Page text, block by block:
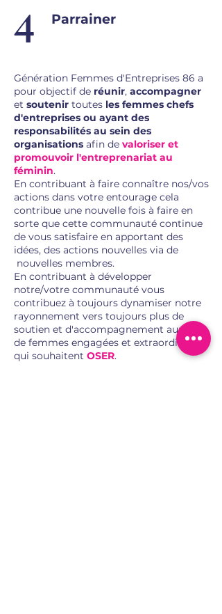
4 Parrainer
Génération Femmes d'Entreprises 86 a
pour objectif de réunir, accompagner
et soutenir toutes les femmes chefs
d'entreprises ou ayant des
responsabilités au sein des
organisations afin de valoriser et
promouvoir l'entreprenariat au
féminin.
En contribuant à faire connaître nos/vos
actions dans votre entourage cela
contribue une nouvelle fois à faire en
sorte que cette communauté continue
de vous satisfaire en apportant des
idées, des actions nouvelles via de
nouvelles membres.
En contribuant à développer
notre/votre communauté vous
contribuez à toujours dynamiser notre
rayonnement vers toujours plus de
soutien et d'accompagnement auprès
de femmes engagées et extraordinaires
qui souhaitent OSER.